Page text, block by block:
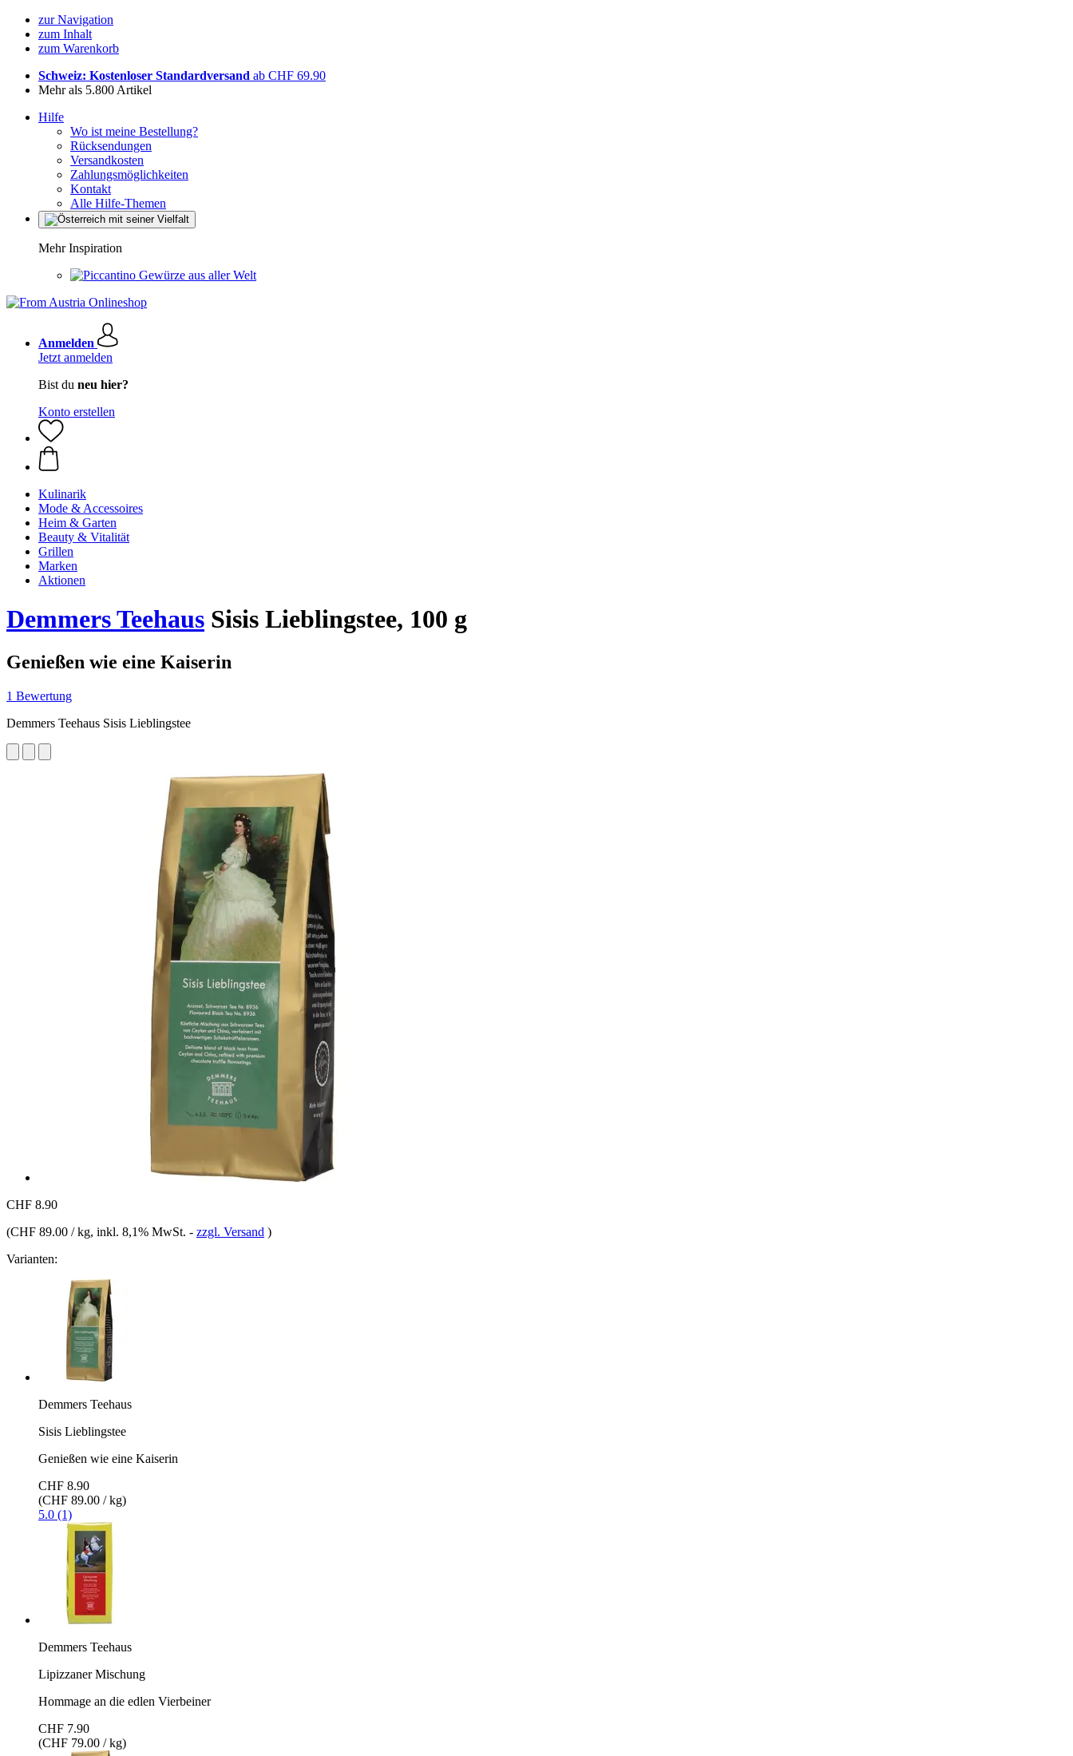
zur Navigation
zum Inhalt
zum Warenkorb
Schweiz: Kostenloser Standardversand ab CHF 69.90
Mehr als 5.800 Artikel
Hilfe
Wo ist meine Bestellung?
Rücksendungen
Versandkosten
Zahlungsmöglichkeiten
Kontakt
Alle Hilfe-Themen
Mehr Inspiration
Gewürze aus aller Welt
Anmelden
Jetzt anmelden
Bist du neu hier?
Konto erstellen
Kulinarik
Mode & Accessoires
Heim & Garten
Beauty & Vitalität
Grillen
Marken
Aktionen
Demmers Teehaus Sisis Lieblingstee, 100 g
Genießen wie eine Kaiserin
1 Bewertung
Demmers Teehaus Sisis Lieblingstee
CHF 8.90
(CHF 89.00 / kg, inkl. 8,1% MwSt. - zzgl. Versand )
Varianten:
Demmers Teehaus
Sisis Lieblingstee
Genießen wie eine Kaiserin
CHF 8.90
(CHF 89.00 / kg)
5.0 (1)
Demmers Teehaus
Lipizzaner Mischung
Hommage an die edlen Vierbeiner
CHF 7.90
(CHF 79.00 / kg)